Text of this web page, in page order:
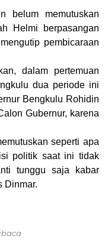
belum memutuskan
Helmi berpasangan
pembicaraan
dalam pertemuan
dua periode ini
Bengkulu Rohidin
Gubernur, karena
seperti apa
politik saat ini tidak
tunggu saja kabar
Dinmar.